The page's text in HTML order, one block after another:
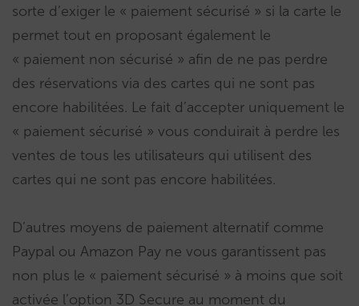
sorte d’exiger le « paiement sécurisé » si la carte le
permet tout en proposant également le
« paiement non sécurisé » afin de ne pas perdre
des réservations via des cartes qui ne sont pas
encore habilitées. Le fait d’accepter uniquement le
« paiement sécurisé » vous conduirait à perdre les
ventes de tous les utilisateurs qui utilisent des
cartes qui ne sont pas encore habilitées.
D’autres moyens de paiement alternatif comme
Paypal ou Amazon Pay ne vous garantissent pas
non plus le « paiement sécurisé » à moins que soit
activée l’option 3D Secure au moment du